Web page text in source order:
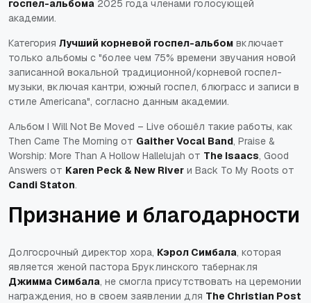
госпел-альбома 2025 года членами голосующей
академии.
Категория Лучший корневой госпел-альбом включает
только альбомы с "более чем 75% времени звучания новой
записанной вокальной традиционной/корневой госпел-
музыки, включая кантри, южный госпел, блюграсс и записи в
стиле Americana", согласно данным академии.
Альбом I Will Not Be Moved – Live обошёл такие работы, как
Then Came The Morning от Gaither Vocal Band, Praise &
Worship: More Than A Hollow Hallelujah от The Isaacs, Good
Answers от Karen Peck & New River и Back To My Roots от
Candi Staton.
Признание и благодарности
Долгосрочный директор хора, Кэрол Симбала, которая
является женой пастора Бруклинского табернакля
Джимма Симбала, не смогла присутствовать на церемонии
награждения, но в своем заявлении для The Christian Post